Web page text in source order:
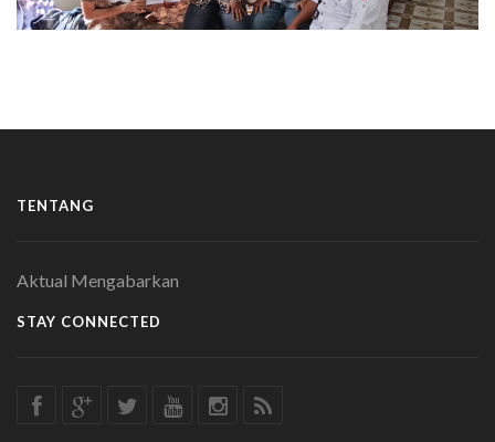
TENTANG
Aktual Mengabarkan
STAY CONNECTED